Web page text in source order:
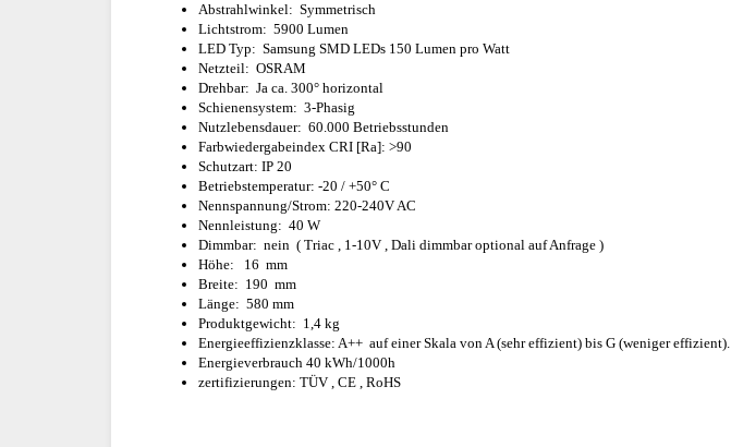
Abstrahlwinkel: Symmetrisch
Lichtstrom: 5900 Lumen
LED Typ: Samsung SMD LEDs 150 Lumen pro Watt
Netzteil: OSRAM
Drehbar: Ja ca. 300° horizontal
Schienensystem: 3-Phasig
Nutzlebensdauer: 60.000 Betriebsstunden
Farbwiedergabeindex CRI [Ra]: >90
Schutzart: IP 20
Betriebstemperatur: -20 / +50° C
Nennspannung/Strom: 220-240V AC
Nennleistung: 40 W
Dimmbar: nein ( Triac , 1-10V , Dali dimmbar optional auf Anfrage )
Höhe: 16 mm
Breite: 190 mm
Länge: 580 mm
Produktgewicht: 1,4 kg
Energieeffizienzklasse: A++ auf einer Skala von A (sehr effizient) bis G (weniger effizient).
Energieverbrauch 40 kWh/1000h
zertifizierungen: TÜV , CE , RoHS